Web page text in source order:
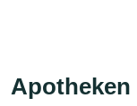
Apotheken